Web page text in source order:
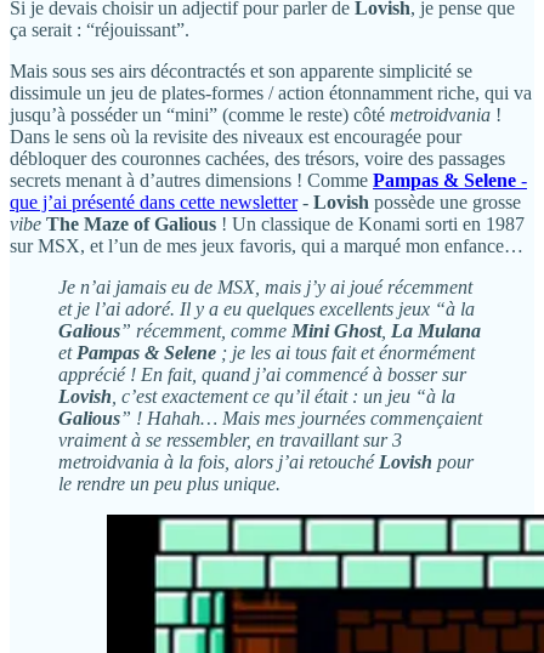
Si je devais choisir un adjectif pour parler de Lovish, je pense que
ça serait : “réjouissant”.
Mais sous ses airs décontractés et son apparente simplicité se
dissimule un jeu de plates-formes / action étonnamment riche, qui va
jusqu’à posséder un “mini” (comme le reste) côté metroidvania !
Dans le sens où la revisite des niveaux est encouragée pour
débloquer des couronnes cachées, des trésors, voire des passages
secrets menant à d’autres dimensions ! Comme Pampas & Selene -
que j’ai présenté dans cette newsletter- Lovish possède une grosse
vibe The Maze of Galious ! Un classique de Konami sorti en 1987
sur MSX, et l’un de mes jeux favoris, qui a marqué mon enfance…
Je n’ai jamais eu de MSX, mais j’y ai joué récemment
et je l’ai adoré. Il y a eu quelques excellents jeux “à la
Galious” récemment, comme Mini Ghost, La Mulana
et Pampas & Selene ; je les ai tous fait et énormément
apprécié ! En fait, quand j’ai commencé à bosser sur
Lovish , c’est exactement ce qu’il était : un jeu “à la
Galious” ! Hahah… Mais mes journées commençaient
vraiment à se ressembler, en travaillant sur 3
metroidvania à la fois, alors j’ai retouché Lovish pour
le rendre un peu plus unique.